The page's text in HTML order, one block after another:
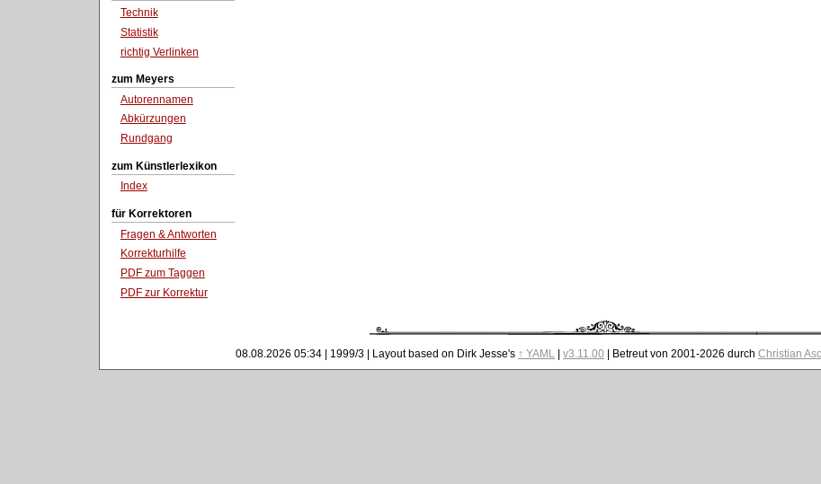
Technik
Statistik
richtig Verlinken
zum Meyers
Autorennamen
Abkürzungen
Rundgang
zum Künstlerlexikon
Index
für Korrektoren
Fragen & Antworten
Korrekturhilfe
PDF zum Taggen
PDF zur Korrektur
08.08.2026 05:34 | 1999/3 | Layout based on Dirk Jesse's ↑ YAML| v3.11.00 | Betreut von 2001-2026 durch Christian